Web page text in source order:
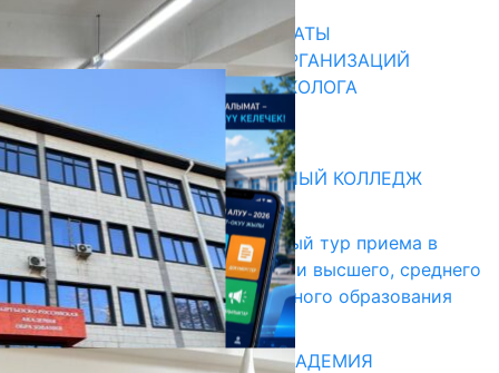
В ПРИМЕРНЫЕ ТИПОВЫЕ ШТАТЫ
ОБЩЕОБРАЗОВАТЕЛЬНЫХ ОРГАНИЗАЦИЙ
ВВЕДЕНА ДОЛЖНОСТЬ ПСИХОЛОГА
31.07.2026
Абитуриент
БИШКЕКСКИЙ УНИВЕРСАЛЬНЫЙ КОЛЛЕДЖ
17.07.2026
В Кыргызстане начался первый тур приема в
образовательные организации высшего, среднего
и начального профессионального образования
13.07.2026
КЫРГЫЗКО-РОССИЙСКАЯ АКАДЕМИЯ